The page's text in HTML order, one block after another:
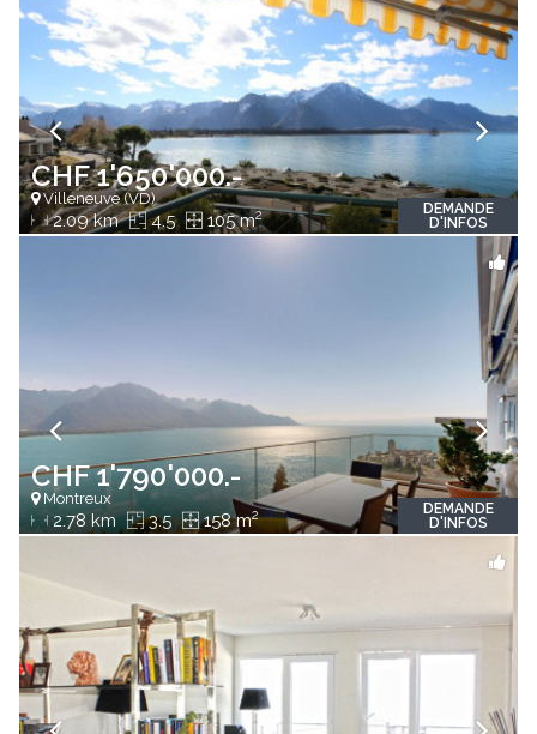
CHF 1'650'000.-
Villeneuve (VD)
2.09 km 4.5 105 m2
DEMANDE
D'INFOS
CHF 1'790'000.-
Montreux
2.78 km 3.5 158 m2
DEMANDE
D'INFOS